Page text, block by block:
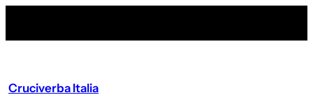
Cruciverba Italia